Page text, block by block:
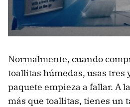
Normalmente, cuando
toallitas húmedas, usas tres
paquete empieza a fallar. A
más que toallitas, tienes un